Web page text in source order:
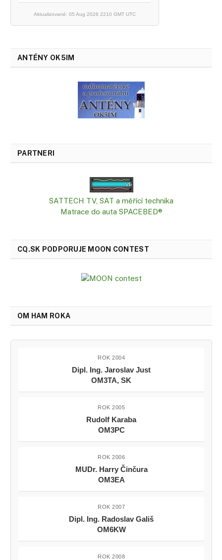
Aktualizované: 05 Aug 2026 2210 GMT UTC
ANTÉNY OK5IM
PARTNERI
SATTECH TV, SAT a měřící technika
Matrace do auta SPACEBED®
CQ.SK PODPORUJE MOON CONTEST
OM HAM ROKA
ROK 2004
Dipl. Ing. Jaroslav Just
OM3TA, SK
ROK 2005
Rudolf Karaba
OM3PC
ROK 2006
MUDr. Harry Činčura
OM3EA
ROK 2007
Dipl. Ing. Radoslav Gališ
OM6KW
ROK 2008